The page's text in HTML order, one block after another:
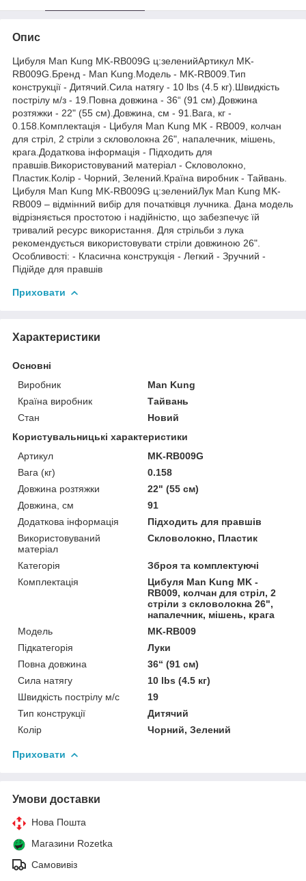
Опис
Цибуля Man Kung MK-RB009G ц:зеленийАртикул MK-
RB009G.Бренд - Man Kung.Модель - MK-RB009.Тип
конструкції - Дитячий.Сила натягу - 10 lbs (4.5 кг).Швидкість
пострілу м/з - 19.Повна довжина - 36“ (91 см).Довжина
розтяжки - 22" (55 см).Довжина, см - 91.Вага, кг -
0.158.Комплектація - Цибуля Man Kung MK - RB009, колчан
для стріл, 2 стріли з скловолокна 26", напалечник, мішень,
крага.Додаткова інформація - Підходить для
правшів.Використовуваний матеріал - Скловолокно,
Пластик.Колір - Чорний, Зелений.Країна виробник - Тайвань.
Цибуля Man Kung MK-RB009G ц:зеленийЛук Man Kung MK-
RB009 – відмінний вибір для початківця лучника. Дана модель
відрізняється простотою і надійністю, що забезпечує їй
тривалий ресурс використання. Для стрільби з лука
рекомендується використовувати стріли довжиною 26".
Особливості: - Класична конструкція - Легкий - Зручний -
Підійде для правшів
Приховати
Характеристики
Основні
Виробник
Man Kung
Країна виробник
Тайвань
Стан
Новий
Користувальницькі характеристики
Артикул
MK-RB009G
Вага (кг)
0.158
Довжина розтяжки
22" (55 см)
Довжина, см
91
Додаткова інформація
Підходить для правшів
Використовуваний
матеріал
Скловолокно, Пластик
Категорія
Зброя та комплектуючі
Комплектація
Цибуля Man Kung MK -
RB009, колчан для стріл, 2
стріли з скловолокна 26",
напалечник, мішень, крага
Мoдель
MK-RB009
Підкатегорія
Луки
Повна довжина
36“ (91 см)
Сила натягу
10 lbs (4.5 кг)
Швидкість пострілу м/с
19
Тип конструкції
Дитячий
Колір
Чорний, Зелений
Приховати
Умови доставки
Нова Пошта
Магазини Rozetka
Самовивіз